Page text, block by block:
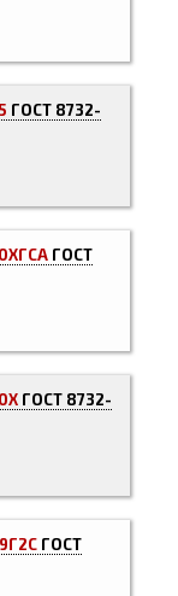
ГОСТ 8732-
ГОСТ
ГОСТ 8732-
ГОСТ